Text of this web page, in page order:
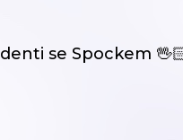
se Spockem